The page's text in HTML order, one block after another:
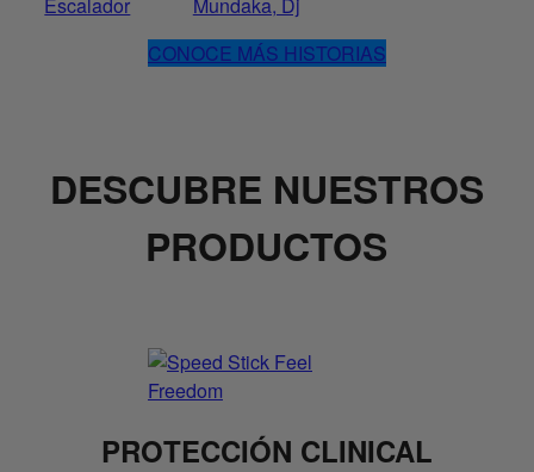
CONOCE MÁS HISTORIAS
DESCUBRE NUESTROS
PRODUCTOS
PROTECCIÓN CLINICAL